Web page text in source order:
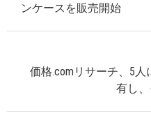
ンケースを販売開始
価格.comリサーチ、5
有し、